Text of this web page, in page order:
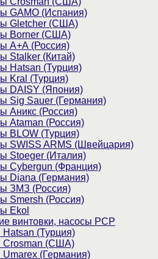
GAMO (Испания)
Gletcher (США)
Borner (США)
А+А (Россия)
Stalker (Китай)
Hatsan (Турция)
Kral (Турция)
DAISY (Япония)
Sig Sauer (Германия)
Аникс (Россия)
Ataman (Россия)
BLOW (Турция)
SWISS ARMS (Швейцария)
Stoeger (Италия)
Cybergun (Франция)
Diana (Германия)
ЗМЗ (Россия)
Smersh (Россия)
Ekol
винтовки, насосы PCP
Hatsan (Турция)
Crosman (США)
Umarex (Германия)